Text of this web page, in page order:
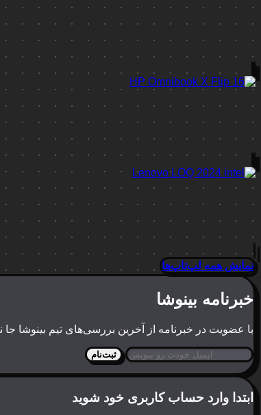
نمایش همه لپ‌تاپ‌ها
خبرنامه بینوشا
با عضویت در خبرنامه از آخرین بررسی‌های تیم بینوشا جا
ثبت‌نام
ابتدا وارد حساب کاربری خود شوید